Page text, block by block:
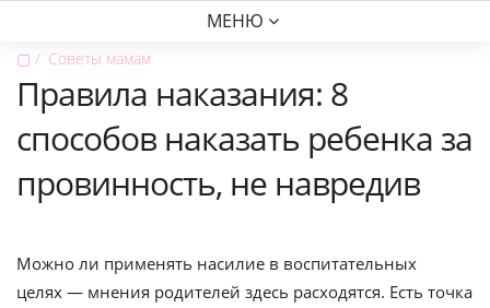
МЕНЮ
▢ Советы мамам
Правила наказания: 8
способов наказать ребенка за
провинность, не навредив
Можно ли применять насилие в воспитательных
целях — мнения родителей здесь расходятся. Есть точка